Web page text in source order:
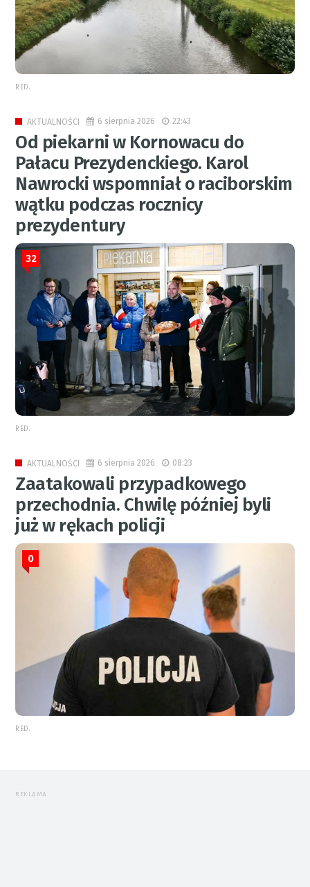
RED.
AKTUALNOŚCI 6 sierpnia 2026 22:43
Od piekarni w Kornowacu do
Pałacu Prezydenckiego. Karol
Nawrocki wspomniał o raciborskim
wątku podczas rocznicy
prezydentury
32
RED.
AKTUALNOŚCI 6 sierpnia 2026 08:23
Zaatakowali przypadkowego
przechodnia. Chwilę później byli
już w rękach policji
0
RED.
REKLAMA